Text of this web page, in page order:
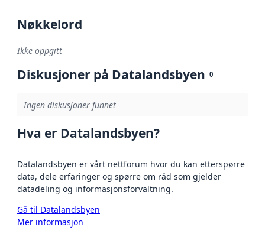
Nøkkelord
Ikke oppgitt
Diskusjoner på Datalandsbyen 0
Ingen diskusjoner funnet
Hva er Datalandsbyen?
Datalandsbyen er vårt nettforum hvor du kan etterspørre
data, dele erfaringer og spørre om råd som gjelder
datadeling og informasjonsforvaltning.
Gå til Datalandsbyen
Mer informasjon